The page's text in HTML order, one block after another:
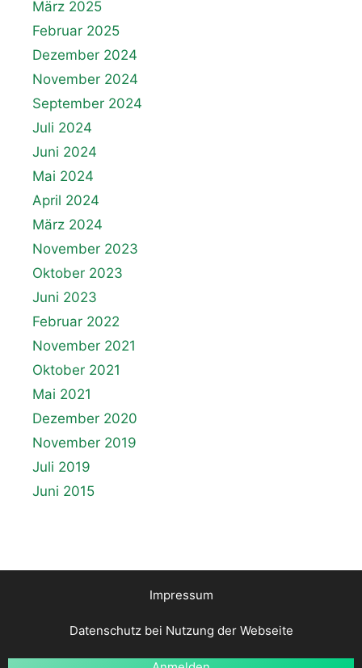
März 2025
Februar 2025
Dezember 2024
November 2024
September 2024
Juli 2024
Juni 2024
Mai 2024
April 2024
März 2024
November 2023
Oktober 2023
Juni 2023
Februar 2022
November 2021
Oktober 2021
Mai 2021
Dezember 2020
November 2019
Juli 2019
Juni 2015
Impressum
Datenschutz bei Nutzung der Webseite